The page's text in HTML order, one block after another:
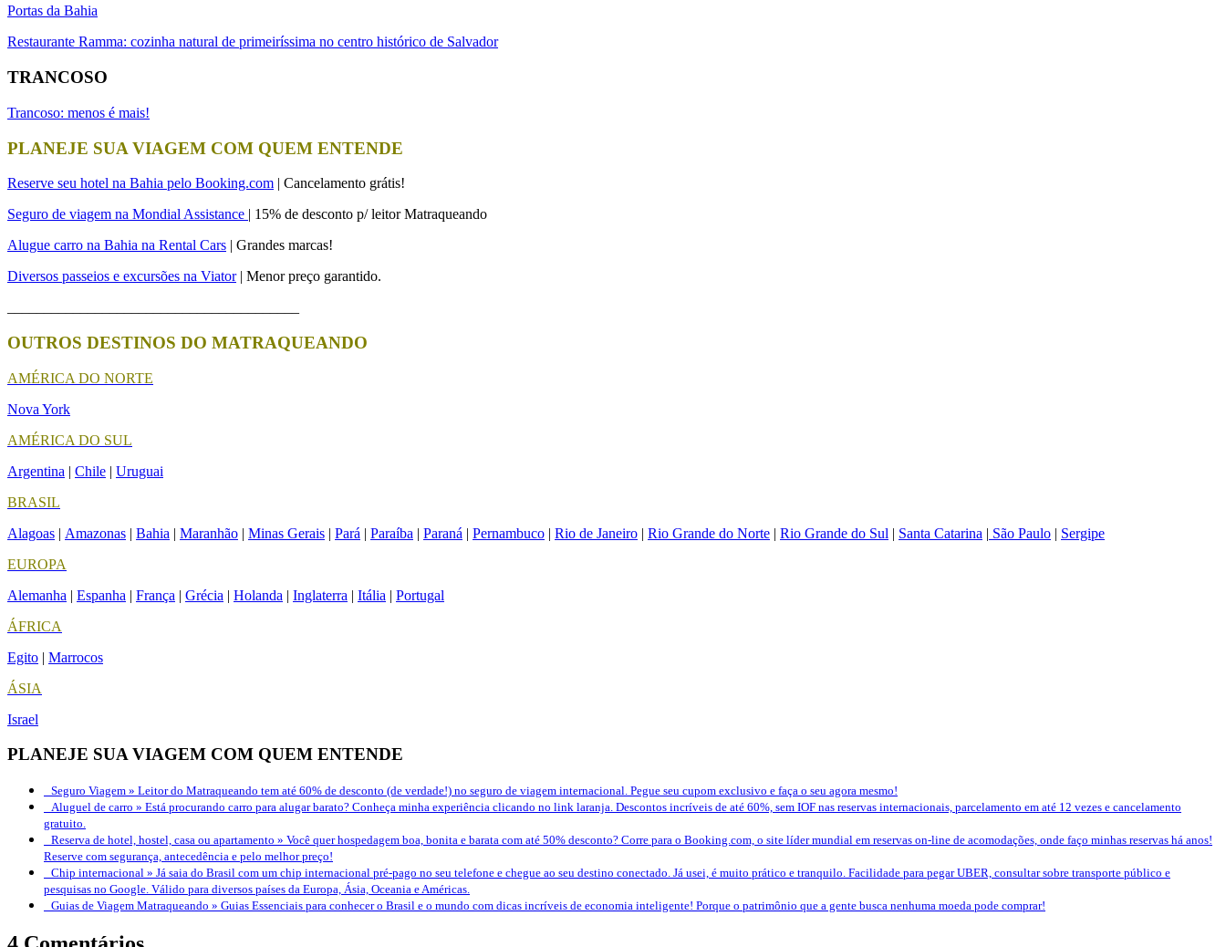
Portas da Bahia
Restaurante Ramma: cozinha natural de primeiríssima no centro histórico de Salvador
TRANCOSO
Trancoso: menos é mais!
PLANEJE SUA VIAGEM COM QUEM ENTENDE
Reserve seu hotel na Bahia pelo Booking.com | Cancelamento grátis!
Seguro de viagem na Mondial Assistance | 15% de desconto p/ leitor Matraqueando
Alugue carro na Bahia na Rental Cars | Grandes marcas!
Diversos passeios e excursões na Viator| Menor preço garantido.
OUTROS DESTINOS DO MATRAQUEANDO
AMÉRICA DO NORTE
Nova York
AMÉRICA DO SUL
Argentina | Chile | Uruguai
BRASIL
Alagoas | Amazonas | Bahia | Maranhão | Minas Gerais | Pará | Paraíba | Paraná | Pernambuco | Rio de Janeiro | Rio Grande do Norte | Rio Grande do Sul | Santa Catarina | São Paulo | Sergipe
EUROPA
Alemanha | Espanha | França | Grécia | Holanda | Inglaterra | Itália | Portugal
ÁFRICA
Egito | Marrocos
ÁSIA
Israel
PLANEJE SUA VIAGEM COM QUEM ENTENDE
Seguro Viagem » Leitor do Matraqueando tem até 60% de desconto (de verdade!) no seguro de viagem internacional. Pegue seu cupom exclusivo e faça o seu agora mesmo!
Aluguel de carro » Está procurando carro para alugar barato? Conheça minha experiência clicando no link laranja. Descontos incríveis de até 60%, sem IOF nas reservas internacionais, parcelamento em até 12 vezes e cancelamento
gratuito.
Reserva de hotel, hostel, casa ou apartamento » Você quer hospedagem boa, bonita e barata com até 50% desconto? Corre para o Booking.com, o site líder mundial em reservas on-line de acomodações, onde faço minhas reservas há anos!
Reserve com segurança, antecedência e pelo melhor preço!
Chip internacional » Já saia do Brasil com um chip internacional pré-pago no seu telefone e chegue ao seu destino conectado. Já usei, é muito prático e tranquilo. Facilidade para pegar UBER, consultar sobre transporte público e
pesquisas no Google. Válido para diversos países da Europa, Ásia, Oceania e Américas.
Guias de Viagem Matraqueando » Guias Essenciais para conhecer o Brasil e o mundo com dicas incríveis de economia inteligente! Porque o patrimônio que a gente busca nenhuma moeda pode comprar!